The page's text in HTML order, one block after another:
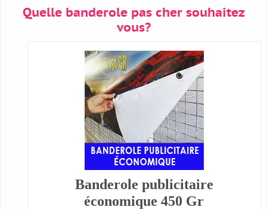
Quelle banderole pas cher souhaitez
vous?
Banderole publicitaire
économique 450 Gr